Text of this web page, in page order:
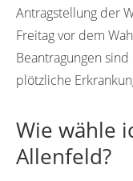
Antragstellung der
Freitag vor dem
Beantragungen
plötzliche
Wie wähle
Allenfeld?